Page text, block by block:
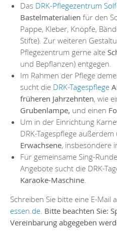
Das DRK-Pflegezentrum
Bastelmaterialien für den
Pappe, Kleber, Knöpfe,
Stifte). Zur weiteren
Pflegezentrum gerne alte
und Bepflanzen) entgegen.
Im Rahmen der Pflege
sucht die DRK-Tagespflege
früheren Jahrzehnten, wie
Grubenlampe, und einen
Um in der Einrichtung
DRK-Tagespflege
Erwachsene, insbesondere
Für gemeinsame Sing-
Angebote sucht die DRK-
Karaoke-Maschine.
Schreiben Sie bitte eine E-Mail
essen.de. Bitte beachten Sie:
Vereinbarung abgegeben